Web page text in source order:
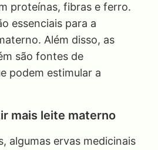
proteínas, fibras e ferro.
essenciais para a
Além disso, as
são fontes de
podem estimular a
mais leite materno
algumas ervas medicinais